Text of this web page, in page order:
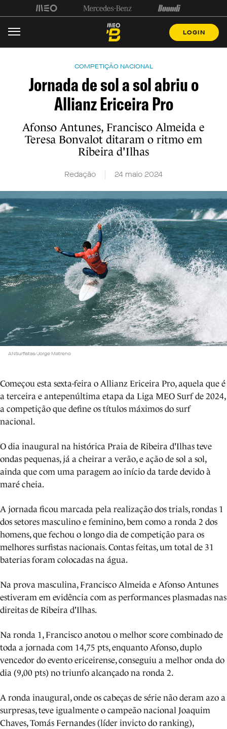
LOGIN
COMPETIÇÃO NACIONAL
Jornada de sol a sol abriu o
Allianz Ericeira Pro
Afonso Antunes, Francisco Almeida e
Teresa Bonvalot ditaram o ritmo em
Ribeira d'Ilhas
Redação 24 maio 2024
ANSurfistas/Jorge Matreno
Começou esta sexta-feira o Allianz Ericeira Pro, aquela que é
a terceira e antepenúltima etapa da Liga MEO Surf de 2024,
a competição que define os títulos máximos do surf
nacional.
O dia inaugural na histórica Praia de Ribeira d'Ilhas teve
ondas pequenas, já a cheirar a verão, e ação de sol a sol,
ainda que com uma paragem ao início da tarde devido à
maré cheia.
A jornada ficou marcada pela realização dos trials, rondas 1
dos setores masculino e feminino, bem como a ronda 2 dos
homens, que fechou o longo dia de competição para os
melhores surfistas nacionais. Contas feitas, um total de 31
baterias foram colocadas na água.
Na prova masculina, Francisco Almeida e Afonso Antunes
estiveram em evidência com as performances plasmadas nas
direitas de Ribeira d'Ilhas.
Na ronda 1, Francisco anotou o melhor score combinado de
toda a jornada com 14,75 pts, enquanto Afonso, duplo
vencedor do evento ericeirense, conseguiu a melhor onda do
dia (9,00 pts) no triunfo alcançado na ronda 2.
A ronda inaugural, onde os cabeças de série não deram azo a
surpresas, teve igualmente o campeão nacional Joaquim
Chaves, Tomás Fernandes (líder invicto do ranking),